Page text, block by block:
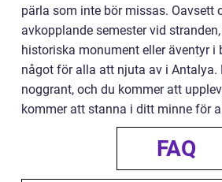
pärla som inte bör missas. Oavsett
avkopplande semester vid stranden,
historiska monument eller äventyr i
något för alla att njuta av i Antalya.
noggrant, och du kommer att
kommer att stanna i ditt minne för
FAQ